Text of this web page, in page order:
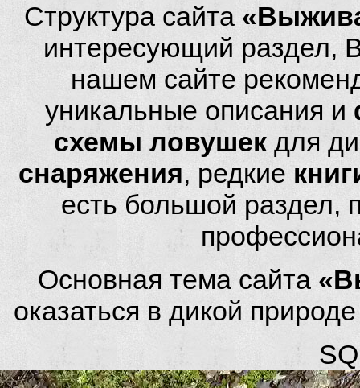
Структура сайта
интересующий раздел,
нашем сайте
уникальные описания и
схемы ловушек для
снаряжения, редкие
есть большой
Основная тема сайта
оказаться в дикой